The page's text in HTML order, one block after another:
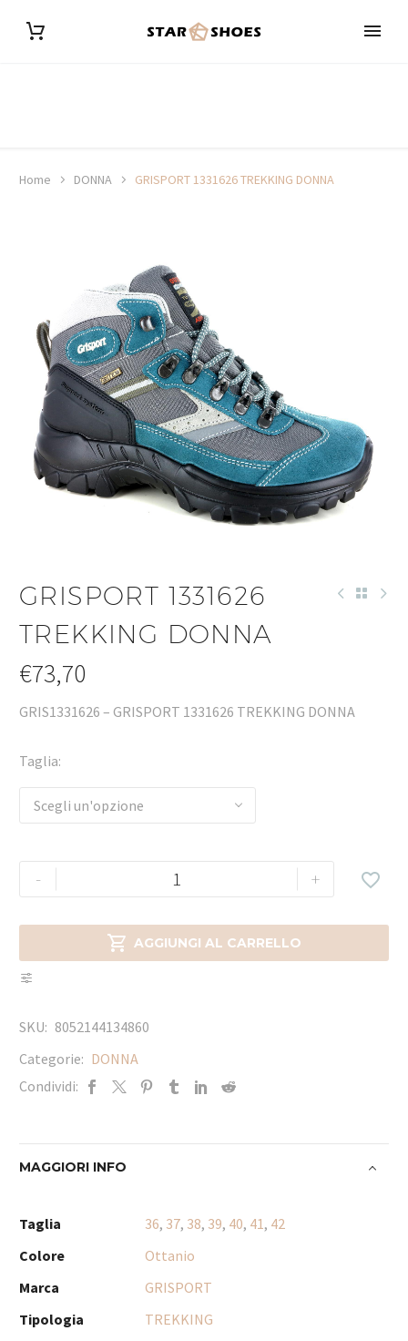
Home DONNA GRISPORT 1331626 TREKKING DONNA
GRISPORT 1331626
TREKKING DONNA
€73,70
GRIS1331626 – GRISPORT 1331626 TREKKING DONNA
Taglia
Scegli un'opzione
- +
 AGGIUNGI AL CARRELLO

SKU: 8052144134860
Categorie: DONNA
Condividi:
MAGGIORI INFO
Taglia 36, 37, 38, 39, 40, 41, 42
Colore
Ottanio
Marca
GRISPORT
Tipologia
TREKKING